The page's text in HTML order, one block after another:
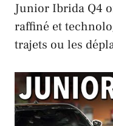
Junior Ibrida Q4
raffiné et
trajets ou les